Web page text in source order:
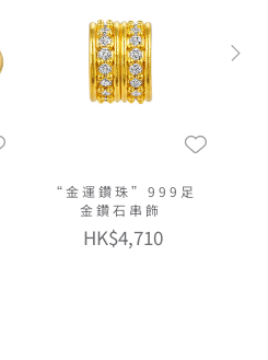
“金運鑽珠”999足
金鑽石串飾
HK$4,710